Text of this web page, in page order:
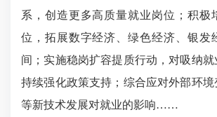
系，创造更多高质量就业岗位；积极
位，拓展数字经济、绿色经济、银发
间；实施稳岗扩容提质行动，对吸纳就
持续强化政策支持；综合应对外部环
等新技术发展对就业的影响……